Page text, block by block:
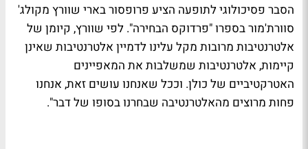
הסבר פסיכולוגי לתופעה הציע פרופסור בארי שוורץ מקולג'
סוורת'מור בספרו "פרדוקס הבחירה". לפי שוורץ, קיומן של
אלטרנטיבות מרובות מקל עלינו לדמיין אלטרנטיבות שאינן
קיימות, אלטרנטיבות שמשלבות את המאפיינים
האטרקטיביים של כולן. וככל שאנחנו עושים זאת, אנחנו
פחות מרוצים מהאלטרנטיבה שבחרנו בסופו של דבר".